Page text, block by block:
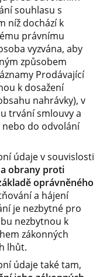
souhlasu s
níž dochází k
právnímu
vyzvána, aby
způsobem
Prodávající
k dosažení
nahrávky), v
trvání smlouvy a
do odvolání
údaje v souvislosti
obrany proti
oprávněného
a hájení
je nezbytné pro
nezbytnou k
zákonných
lhůt.
údaje také tam,